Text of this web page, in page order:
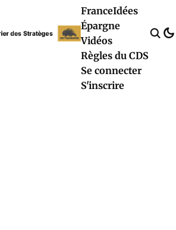
FranceIdées
Épargne
Vidéos
Règles du CDS
Se connecter
S'inscrire